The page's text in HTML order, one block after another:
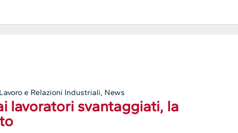
Lavoro e Relazioni Industriali, News
lavoratori svantaggiati, la